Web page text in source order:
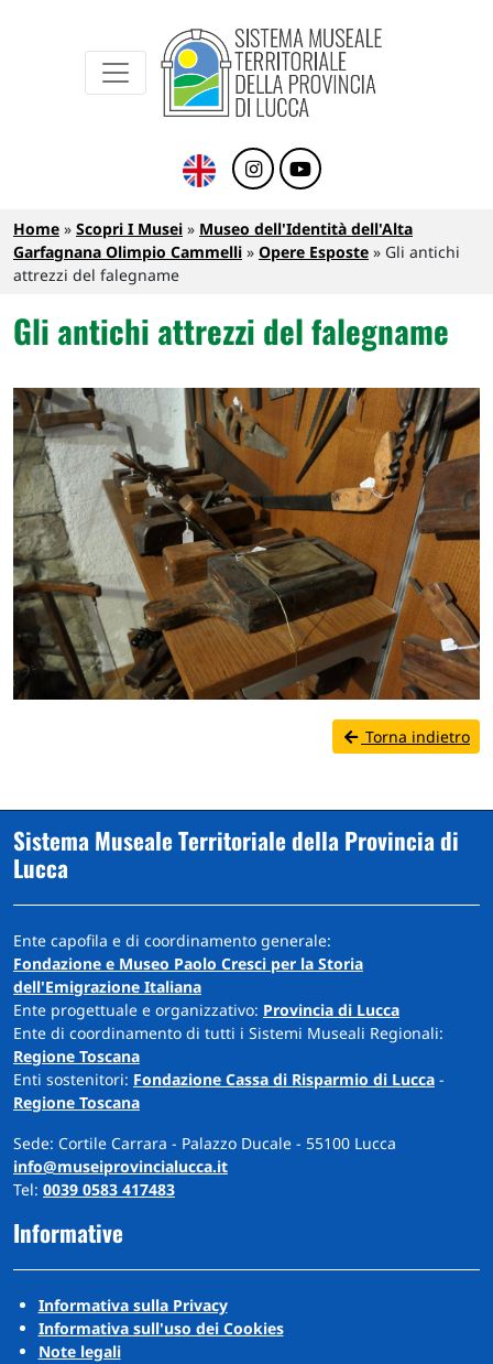
Sistema Museale Territoriale della
Briciole di pane
Home Scopri I Musei
Museo dell'Identità dell'Alta
Garfagnana Olimpio Cammelli
Opere Esposte
Gli antichi
attrezzi del falegname
Gli antichi attrezzi del falegname
Torna indietro
Sistema Museale Territoriale della Provincia di
Lucca
Ente capofila e di coordinamento generale:
Fondazione e Museo Paolo Cresci per la Storia
dell'Emigrazione Italiana
Ente progettuale e organizzativo: Provincia di Lucca
Ente di coordinamento di tutti i Sistemi Museali Regionali:
Regione Toscana
Enti sostenitori: Fondazione Cassa di Risparmio di Lucca -
Regione Toscana
Sede: Cortile Carrara - Palazzo Ducale - 55100 Lucca
info@museiprovincialucca.it
Tel: 0039 0583 417483
Informative
Informativa sulla Privacy
Informativa sull'uso dei Cookies
Note legali